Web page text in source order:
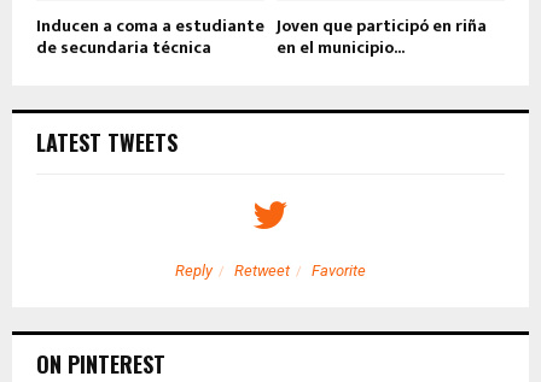
Inducen a coma a estudiante
de secundaria técnica
Joven que participó en riña
en el municipio...
LATEST TWEETS
Reply Retweet Favorite
ON PINTEREST